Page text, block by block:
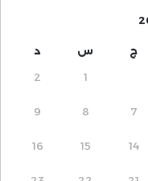
ج س د
1
2
7
8
9
14
15
16